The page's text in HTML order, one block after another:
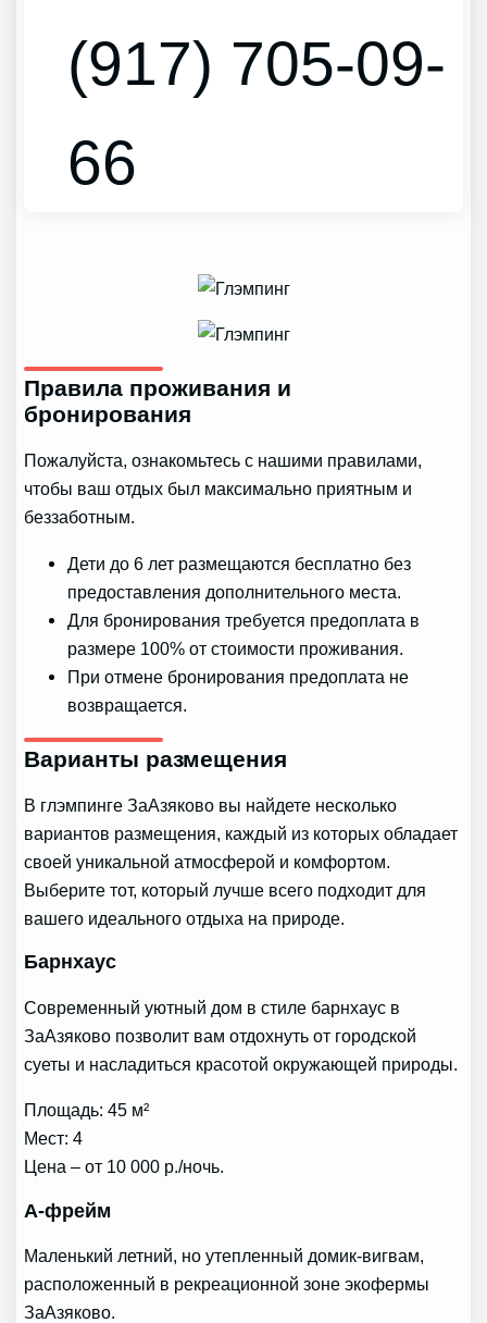
(917) 705-09-
66
Правила проживания и
бронирования
Пожалуйста, ознакомьтесь с нашими правилами,
чтобы ваш отдых был максимально приятным и
беззаботным.
Дети до 6 лет размещаются бесплатно без
предоставления дополнительного места.
Для бронирования требуется предоплата в
размере 100% от стоимости проживания.
При отмене бронирования предоплата не
возвращается.
Варианты размещения
В глэмпинге ЗаАзяково вы найдете несколько
вариантов размещения, каждый из которых обладает
своей уникальной атмосферой и комфортом.
Выберите тот, который лучше всего подходит для
вашего идеального отдыха на природе.
Барнхаус
Современный уютный дом в стиле барнхаус в
ЗаАзяково позволит вам отдохнуть от городской
суеты и насладиться красотой окружающей природы.
Площадь: 45 м²
Мест: 4
Цена – от 10 000 р./ночь.
А-фрейм
Маленький летний, но утепленный домик-вигвам,
расположенный в рекреационной зоне экофермы
ЗаАзяково.